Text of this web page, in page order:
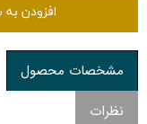
افزودن
مشخصات محصول
نظرات